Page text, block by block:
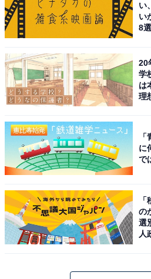
番組の出演や音楽アーティスト
優業を中心に活動している東京
近年は自動車や飲料などのCM
する傍ら、ドラマ『風間公親-教
系）、映画『レジェンド＆バタ
村さんの好演を随所で楽しめます
回答者からは「年齢を重ねても
囲気を感じるため」（千葉県／
な方でセンスの良さに都会の人
（千葉県／30代女性）、「かっ
って感じがするから」（茨城県
イケメンでスタイリッシュでか
り、さすが東京出身だと思うか
い
い
8選
20
学
は
理
に
で
の
選
人